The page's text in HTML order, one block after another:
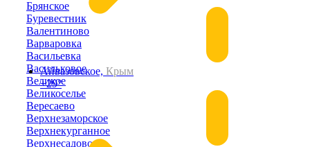
Айвазовское, Крым
+29°
Брянское
Буревестник
Валентиново
Варваровка
Васильевка
Васильковое
Великое
Великоселье
Вересаево
Верхнезаморское
Верхнекурганное
Верхнесадовое